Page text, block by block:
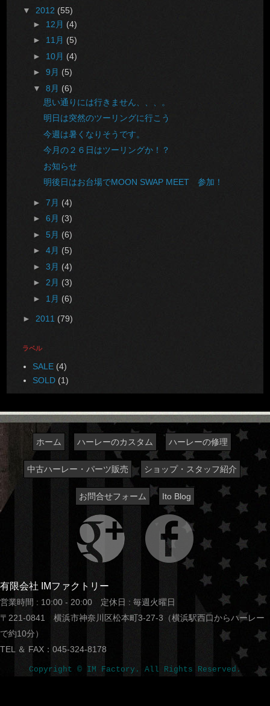
▼ 2012 (55)
► 12月 (4)
► 11月 (5)
► 10月 (4)
► 9月 (5)
▼ 8月 (6)
思い通りには行きません、、、。
明日は突然のツーリングに行こう
今週は暑くなりそうです。
今月の２６日はツーリングか！？
お知らせ
明後日はお台場でMOON SWAP MEET 参加！
► 7月 (4)
► 6月 (3)
► 5月 (6)
► 4月 (5)
► 3月 (4)
► 2月 (3)
► 1月 (6)
► 2011 (79)
ラベル
SALE (4)
SOLD (1)
ホーム ハーレーのカスタム ハーレーの修理
中古ハーレー・パーツ販売 ショップ・スタッフ紹介
お問合せフォーム Ito Blog
有限会社 IMファクトリー
営業時間 : 10:00 - 20:00 定休日 : 毎週火曜日
〒221-0841 横浜市神奈川区松本町3-27-3（横浜駅西口からハーレー
で約10分）
TEL ＆ FAX：045-324-8178
Copyright © IM Factory. All Rights Reserved.